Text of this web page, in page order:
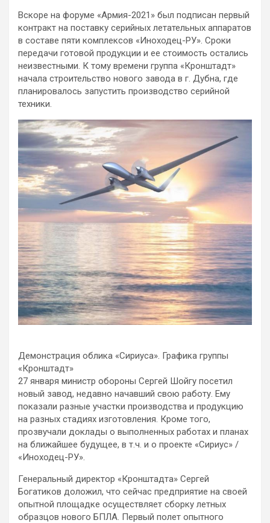
Вскоре на форуме «Армия-2021» был подписан первый
контракт на поставку серийных летательных аппаратов
в составе пяти комплексов «Иноходец-РУ». Сроки
передачи готовой продукции и ее стоимость остались
неизвестными. К тому времени группа «Кронштадт»
начала строительство нового завода в г. Дубна, где
планировалось запустить производство серийной
техники.
Демонстрация облика «Сириуса». Графика группы
«Кронштадт»
27 января министр обороны Сергей Шойгу посетил
новый завод, недавно начавший свою работу. Ему
показали разные участки производства и продукцию
на разных стадиях изготовления. Кроме того,
прозвучали доклады о выполненных работах и планах
на ближайшее будущее, в т.ч. и о проекте «Сириус» /
«Иноходец-РУ».
Генеральный директор «Кронштадта» Сергей
Богатиков доложил, что сейчас предприятие на своей
опытной площадке осуществляет сборку летных
образцов нового БПЛА. Первый полет опытного